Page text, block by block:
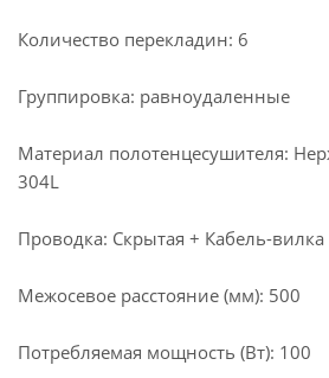
Количество перекладин: 6
Группировка: равноудаленные
Материал полотенцесушителя:
304L
Проводка: Скрытая + Кабель-вилка
Межосевое расстояние (мм): 500
Потребляемая мощность (Вт): 100